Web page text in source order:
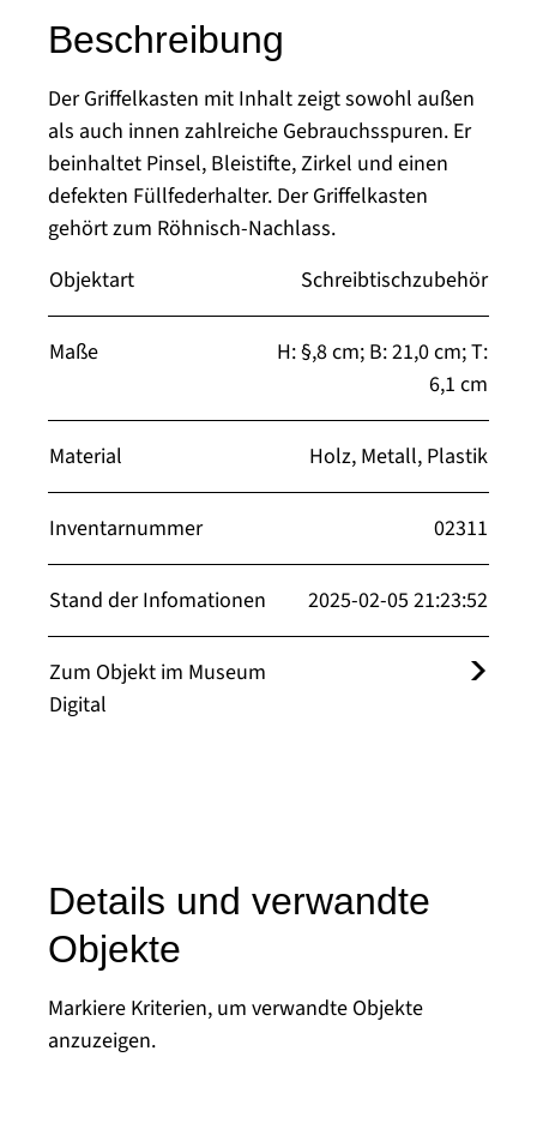
Beschreibung
Der Griffelkasten mit Inhalt zeigt sowohl außen
als auch innen zahlreiche Gebrauchsspuren. Er
beinhaltet Pinsel, Bleistifte, Zirkel und einen
defekten Füllfederhalter. Der Griffelkasten
gehört zum Röhnisch-Nachlass.
Objektart
Schreibtischzubehör
Maße
H: §,8 cm; B: 21,0 cm; T:
6,1 cm
Material Holz, Metall, Plastik
Inventarnummer 02311
Stand der Infomationen 2025-02-05 21:23:52
Zum Objekt im Museum
Digital
Details und verwandte
Objekte
Markiere Kriterien, um verwandte Objekte
anzuzeigen.